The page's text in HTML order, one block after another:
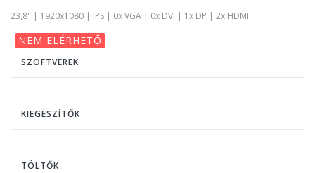
23,8" | 1920x1080 | IPS | 0x VGA | 0x DVI | 1x DP | 2x HDMI
NEM ELÉRHETŐ
SZOFTVEREK
KIEGÉSZÍTŐK
TÖLTŐK